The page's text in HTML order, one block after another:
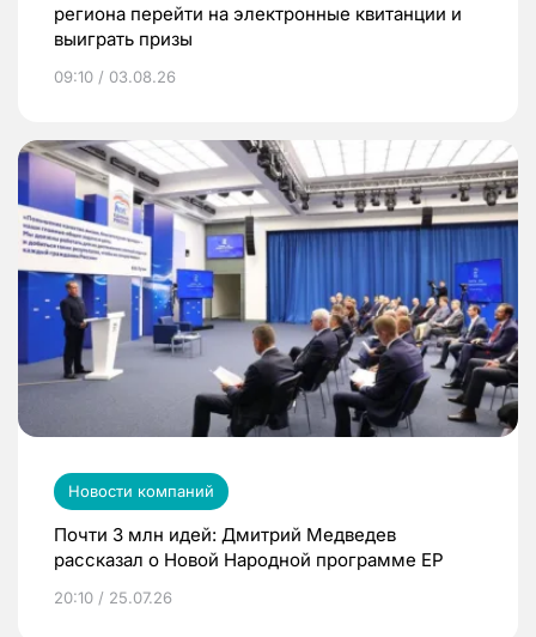
региона перейти на электронные квитанции и
выиграть призы
09:10 / 03.08.26
Новости компаний
Почти 3 млн идей: Дмитрий Медведев
рассказал о Новой Народной программе ЕР
20:10 / 25.07.26